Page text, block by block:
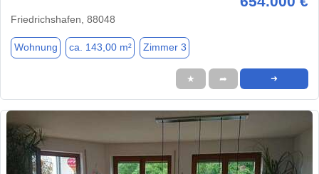
Friedrichshafen, 88048
Wohnung ca. 143,00 m² Zimmer 3
★ ➦ ➜